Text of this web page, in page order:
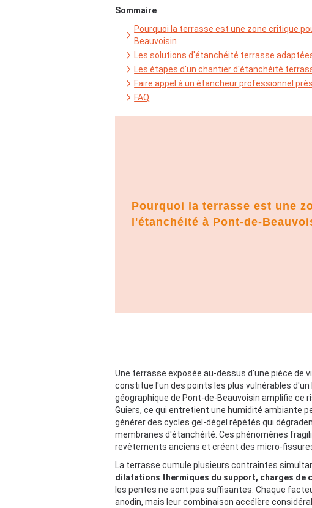
Sommaire
Pourquoi la terrasse est une zone critique
Beauvoisin
Les solutions d'étanchéité terrasse
Les étapes d'un chantier d'étanchéité
Faire appel à un étancheur professionnel
FAQ
Pourquoi la terrasse est une
l'étanchéité à Pont-de-
Une terrasse exposée au-dessus d'une pièce de
constitue l'un des points les plus vulnérables
géographique de Pont-de-Beauvoisin amplifie ce
Guiers, ce qui entretient une humidité ambiante
générer des cycles gel-dégel répétés qui
membranes d'étanchéité. Ces phénomènes
revêtements anciens et créent des micro-
La terrasse cumule plusieurs contraintes
dilatations thermiques du support, charges de
les pentes ne sont pas suffisantes. Chaque
anodin, mais leur combinaison accélère